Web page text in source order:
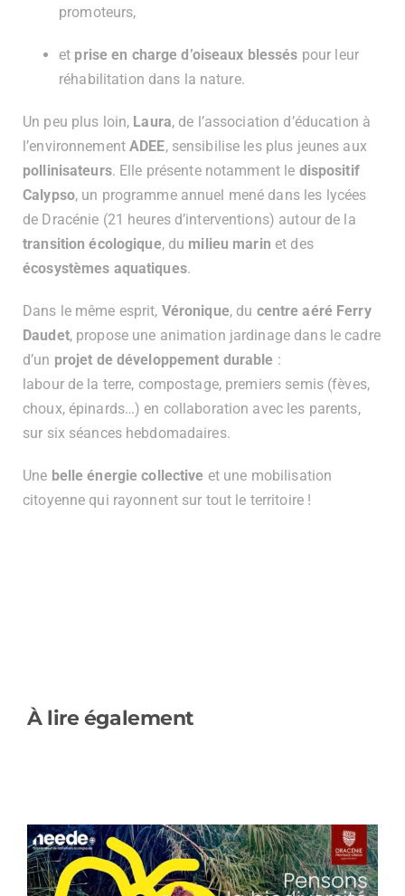
promoteurs,
et prise en charge d’oiseaux blessés pour leur
réhabilitation dans la nature.
Un peu plus loin, Laura, de l’association d’éducation à
l’environnementADEE, sensibilise les plus jeunes aux
pollinisateurs. Elle présente notamment le dispositif
Calypso, un programme annuel mené dans les lycées
de Dracénie (21 heures d’interventions) autour de la
transition écologique, du milieu marin et des
écosystèmes aquatiques.
Dans le même esprit, Véronique, du centre aéré Ferry
Daudet, propose une animation jardinage dans le cadre
d’un projet de développement durable :
labour de la terre, compostage, premiers semis (fèves,
choux, épinards…) en collaboration avec les parents,
sur six séances hebdomadaires.
Une belle énergie collective et une mobilisation
citoyenne qui rayonnent sur tout le territoire !
À lire également